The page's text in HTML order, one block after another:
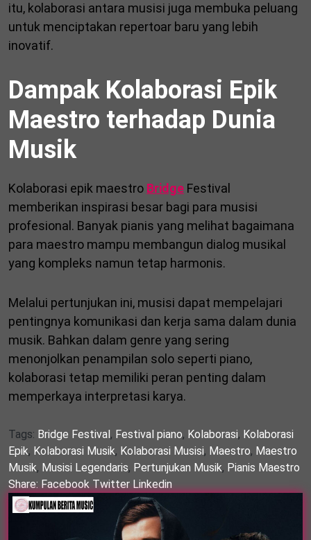
itu, kolaborasi antara musisi juga membuka peluang
untuk menciptakan repertoar baru yang lebih
inovatif.
Dampak Kolaborasi Epik
Maestro terhadap Dunia
Musik
Kolaborasi epik maestro Bridge Festival
memberikan inspirasi besar bagi para musisi
profesional. Banyak pianis yang melihat bagaimana
para maestro mampu membangun dialog musikal
yang kompleks namun tetap harmonis.
Melalui pertunjukan ini, musisi dapat mempelajari
pentingnya komunikasi dan kerja sama dalam dunia
musik. Bahkan dalam genre yang sering
menonjolkan penampilan solo seperti piano,
kolaborasi tetap memiliki peran penting dalam
memperkaya interpretasi karya.
Tags: Bridge Festival , Festival piano, Kolaborasi, Kolaborasi
Epik, Kolaborasi Musik, Kolaborasi Musisi, Maestro, Maestro
Musik, Musisi Legendaris, Pertunjukan Musik, Pianis Maestro
Share: Facebook Twitter Linkedin